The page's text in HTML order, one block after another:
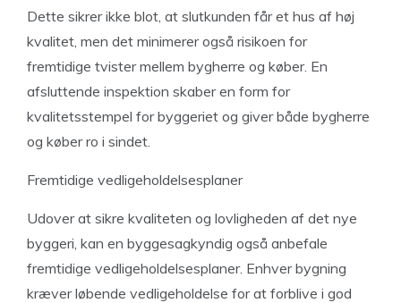
Dette sikrer ikke blot, at slutkunden får et hus af høj
kvalitet, men det minimerer også risikoen for
fremtidige tvister mellem bygherre og køber. En
afsluttende inspektion skaber en form for
kvalitetsstempel for byggeriet og giver både bygherre
og køber ro i sindet.
Fremtidige vedligeholdelsesplaner
Udover at sikre kvaliteten og lovligheden af det nye
byggeri, kan en byggesagkyndig også anbefale
fremtidige vedligeholdelsesplaner. Enhver bygning
kræver løbende vedligeholdelse for at forblive i god